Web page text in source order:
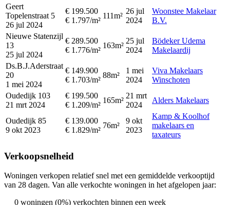
Geert
Topelenstraat 5
26 jul 2024
€ 199.500
€ 1.797/m²
111m²
26 jul
2024
Woonstee Makelaar
B.V.
Nieuwe Statenzijl
13
25 jul 2024
€ 289.500
€ 1.776/m²
163m²
25 jul
2024
Bödeker Udema
Makelaardij
Ds.B.J.Aderstraat
20
1 mei 2024
€ 149.900
€ 1.703/m²
88m²
1 mei
2024
Viva Makelaars
Winschoten
Oudedijk 103
21 mrt 2024
€ 199.500
€ 1.209/m²
165m²
21 mrt
2024
Alders Makelaars
Oudedijk 85
9 okt 2023
€ 139.000
€ 1.829/m²
76m²
9 okt
2023
Kamp & Koolhof
makelaars en
taxateurs
Verkoopsnelheid
Woningen verkopen relatief snel met een gemiddelde verkooptijd
van 28 dagen. Van alle verkochte woningen in het afgelopen jaar:
0 woningen (0%) verkochten binnen een week